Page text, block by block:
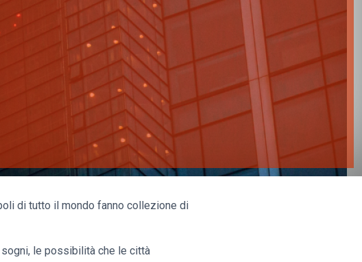
di tutto il mondo fanno collezione di
le possibilità che le città